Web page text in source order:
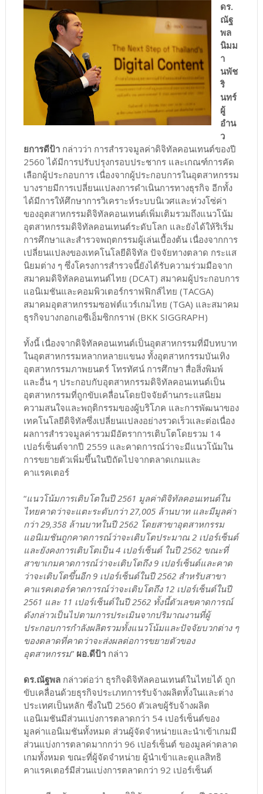
ดร.
ณัฐ
พล
นิมม
า
นพัช
ริ
นทร์
ผู้
อำน
ว
ยการดีป้ากล่าวว่า การสำรวจมูลค่าดิจิทัลคอนเทนต์ของปี
2560 ได้มีการปรับปรุงกรอบประชากร และเกณฑ์การคัด
เลือกผู้ประกอบการ เนื่องจากผู้ประกอบการในอุตสาหกรรม
บางรายมีการเปลี่ยนแปลงการดำเนินการทางธุรกิจ อีกทั้ง
ได้มีการให้ศึกษาการวิเคราะห์ระบบนิเวศและห่วงโซ่ค่า
ของอุตสาหกรรมดิจิทัลคอนเทนต์เพิ่มเติมรวมถึงแนวโน้ม
อุตสาหกรรมดิจิทัลคอนเทนต์ระดับโลก และยังได้ให้ริเริ่ม
การศึกษาและสำรวจพฤตกรรมผู้เล่นเบื้องต้น เนื่องจากการ
เปลี่ยนแปลงของเทคโนโลยีดิจิทัล ปัจจัยทางตลาด กระแส
นิยมต่าง ๆ ซึ่งโครงการสำรวจนี้ยังได้รับความร่วมมือจาก
สมาคมดิจิทัลคอนเทนต์ไทย (DCAT) สมาคมผู้ประกอบการ
แอนิเมชันและคอมพิวเตอร์กราฟฟิกส์ไทย (TACGA)
สมาคมอุตสาหกรรมซอฟต์แวร์เกมไทย (TGA) และสมาคม
ธุรกิจบางกอกเอซีเอ็มซิกกราฟ (BKK SIGGRAPH)
ทั้งนี้ เนื่องจากดิจิทัลคอนเทนต์เป็นอุตสาหกรรมที่มีบทบาท
ในอุตสาหกรรมหลากหลายแขนง ทั้งอุตสาหกรรมบันเทิง
อุตสาหกรรมภาพยนตร์ โทรทัศน์ การศึกษา สื่อสิ่งพิมพ์
และอื่น ๆ ประกอบกับอุตสาหกรรมดิจิทัลคอนเทนต์เป็น
อุตสาหกรรมที่ถูกขับเคลื่อนโดยปัจจัยด้านกระแสนิยม
ความสนใจและพฤติกรรมของผู้บริโภค และการพัฒนาของ
เทคโนโลยีดิจิทัลซึ่งเปลี่ยนแปลงอย่างรวดเร็วและต่อเนื่อง
ผลการสำรวจมูลค่ารวมมีอัตราการเติบโตโดยรวม 14
เปอร์เซ็นต์จากปี 2559 และคาดการณ์ว่าจะมีแนวโน้มใน
การขยายตัวเพิ่มขึ้นในปีถัดไปจากตลาดเกมและ
คาแรคเตอร์
“แนวโน้มการเติบโตในปี 2561 มูลค่าดิจิทัลคอนเทนต์ใน
ไทยคาดว่าจะแตะระดับกว่า 27,005 ล้านบาท และมีมูลค่า
กว่า 29,358 ล้านบาทในปี 2562 โดยสาขาอุตสาหกรรม
แอนิเมชันถูกคาดการณ์ว่าจะเติบโตประมาณ 2 เปอร์เซ็นต์
และยังคงการเติบโตเป็น 4 เปอร์เซ็นต์ ในปี 2562 ขณะที่
สาขาเกมคาดการณ์ว่าจะเติบโตถึง 9 เปอร์เซ็นต์และคาด
ว่าจะเติบโตขึ้นอีก 9 เปอร์เซ็นต์ในปี 2562 สำหรับสาขา
คาแรคเตอร์คาดการณ์ว่าจะเติบโตถึง 12 เปอร์เซ็นต์ในปี
2561 และ 11 เปอร์เซ็นต์ในปี 2562 ทั้งนี้ตัวเลขคาดการณ์
ดังกล่าวเป็นไปตามการประเมินจากปริมาณงานที่ผู้
ประกอบการกำลังผลิตรวมทั้งแนวโน้มและปัจจัยบวกต่าง ๆ
ของตลาดที่คาดว่าจะส่งผลต่อการขยายตัวของ
อุตสาหกรรม” ผอ.ดีป้ากล่าว
ดร.ณัฐพลกล่าวต่อว่า ธุรกิจดิจิทัลคอนเทนต์ในไทยได้ ถูก
ขับเคลื่อนด้วยธุรกิจประเภทการรับจ้างผลิตทั้งในและต่าง
ประเทศเป็นหลัก ซึ่งในปี 2560 ตัวเลขผู้รับจ้างผลิต
แอนิเมชันมีส่วนแบ่งการตลาดกว่า 54 เปอร์เซ็นต์ของ
มูลค่าแอนิเมชันทั้งหมด ส่วนผู้จัดจำหน่ายและนำเข้าเกมมี
ส่วนแบ่งการตลาดมากกว่า 96 เปอร์เซ็นต์ ของมูลค่าตลาด
เกมทั้งหมด ขณะที่ผู้จัดจำหน่าย ผู้นำเข้าและดูแลสิทธิ
คาแรคเตอร์มีส่วนแบ่งการตลาดกว่า 92 เปอร์เซ็นต์